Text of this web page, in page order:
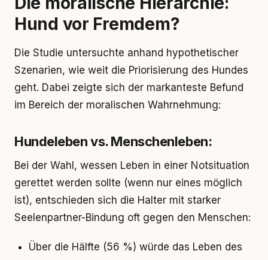
Hund vor Fremdem?
Die Studie untersuchte anhand hypothetischer
Szenarien, wie weit die Priorisierung des Hundes
geht. Dabei zeigte sich der markanteste Befund
im Bereich der moralischen Wahrnehmung:
Hundeleben vs. Menschenleben:
Bei der Wahl, wessen Leben in einer Notsituation
gerettet werden sollte (wenn nur eines möglich
ist), entschieden sich die Halter mit starker
Seelenpartner-Bindung oft gegen den Menschen:
Über die Hälfte (56 %) würde das Leben des